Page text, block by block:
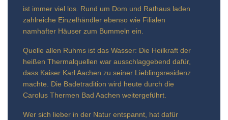
ist immer viel los. Rund um Dom und Rathaus laden
zahlreiche Einzelhändler ebenso wie Filialen
namhafter Häuser zum Bummeln ein.
Quelle allen Ruhms ist das Wasser: Die Heilkraft der
heißen Thermalquellen war ausschlaggebend dafür,
dass Kaiser Karl Aachen zu seiner Lieblingsresidenz
machte. Die Badetradition wird heute durch die
Carolus Thermen Bad Aachen weitergeführt.
Wer sich lieber in der Natur entspannt, hat dafür